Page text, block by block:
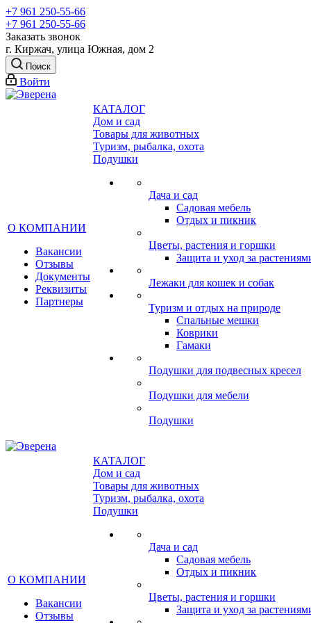
+7 961 250-55-66
+7 961 250-55-66
Заказать звонок
г. Киржач, улица Южная, дом 2
Поиск
Войти
О КОМПАНИИ
Вакансии
Отзывы
Документы
Реквизиты
Партнеры
КАТАЛОГ
Дом и сад
Товары для животных
Туризм, рыбалка, охота
Подушки
Дача и сад
Садовая мебель
Отдых и пикник
Цветы, растения и горшки
Защита и уход за
Лежаки для кошек и собак
Туризм и отдых на природе
Спальные мешки
Коврики
Гамаки
Подушки для подвесных кресел
Подушки для мебели
Подушки
О КОМПАНИИ
Вакансии
Отзывы
КАТАЛОГ
Дом и сад
Товары для животных
Туризм, рыбалка, охота
Подушки
Дача и сад
Садовая мебель
Отдых и пикник
Цветы, растения и горшки
Защита и уход за